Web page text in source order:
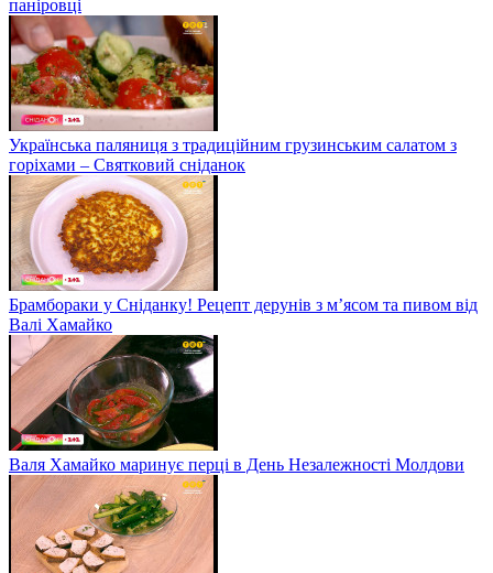
паніровці
Українська паляниця з традиційним грузинським салатом з
горіхами – Святковий сніданок
Брамбораки у Сніданку! Рецепт дерунів з м’ясом та пивом від
Валі Хамайко
Валя Хамайко маринує перці в День Незалежності Молдови